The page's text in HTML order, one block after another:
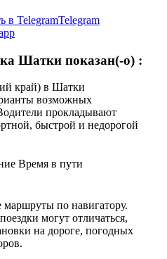
Telegram
Шатки показан(-о) :
край) в Шатки
возможных
прокладывают
быстрой и недорогой
Время в пути
по навигатору.
могут отличаться,
на дороге, погодных